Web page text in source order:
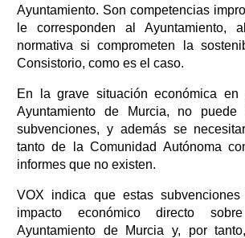
Ayuntamiento. Son competencias
le corresponden al Ayuntamiento,
normativa si comprometen la
Consistorio, como es el caso.
En la grave situación económica
Ayuntamiento de Murcia, no
subvenciones, y además se
tanto de la Comunidad Autónoma
informes que no existen.
VOX indica que estas
impacto económico directo
Ayuntamiento de Murcia y, por